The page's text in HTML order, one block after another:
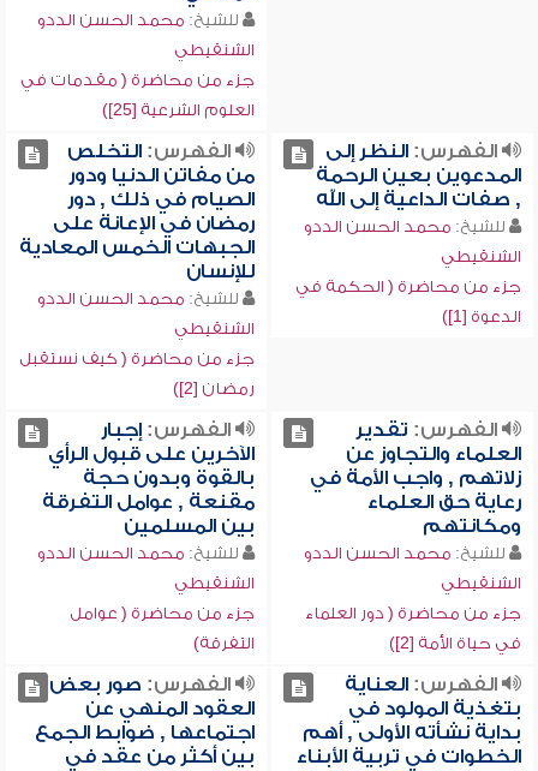
للشيخ: محمد الحسن الددو
الشنقيطي
جزء من محاضرة ( مقدمات في
العلوم الشرعية [25])
الفهرس:النظر إلى
المدعوين بعين الرحمة
, صفات الداعية إلى الله
للشيخ: محمد الحسن الددو
الشنقيطي
جزء من محاضرة ( الحكمة في
الدعوة [1])
الفهرس:التخلص
من مفاتن الدنيا ودور
الصيام في ذلك , دور
رمضان في الإعانة على
الجبهات الخمس المعادية
للإنسان
للشيخ: محمد الحسن الددو
الشنقيطي
جزء من محاضرة ( كيف نستقبل
رمضان [2])
الفهرس: تقدير
العلماء والتجاوز عن
زلاتهم , واجب الأمة في
رعاية حق العلماء
ومكانتهم
للشيخ: محمد الحسن الددو
الشنقيطي
جزء من محاضرة ( دور العلماء
في حياة الأمة [2])
الفهرس:إجبار
الآخرين على قبول الرأي
بالقوة وبدون حجة
مقنعة , عوامل التفرقة
بين المسلمين
للشيخ: محمد الحسن الددو
الشنقيطي
جزء من محاضرة ( عوامل
التفرقة)
الفهرس:العناية
بتغذية المولود في
بداية نشأته الأولى , أهم
الخطوات في تربية الأبناء
الفهرس: صور بعض
العقود المنهي عن
اجتماعها , ضوابط الجمع
بين أكثر من عقد في